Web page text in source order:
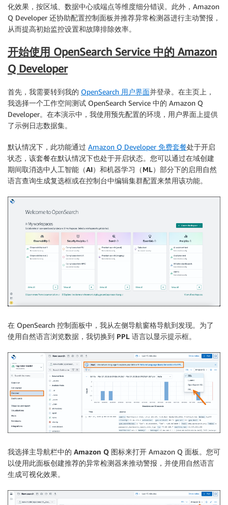
化效果，按区域、数据中心或端点等维度细分错误。此外，Amazon
Q Developer 还协助配置控制面板并推荐异常检测器进行主动警报，
从而提高初始监控设置和故障排除效率。
开始使用 OpenSearch Service 中的 Amazon
Q Developer
首先，我需要转到我的 OpenSearch 用户界面并登录。在主页上，
我选择一个工作空间测试 OpenSearch Service 中的 Amazon Q
Developer。在本演示中，我使用预先配置的环境，用户界面上提供
了示例日志数据集。
默认情况下，此功能通过 Amazon Q Developer 免费套餐处于开启
状态，该套餐在默认情况下也处于开启状态。您可以通过在域创建
期间取消选中 人工智能（AI）和机器学习（ML） 部分下的启用自然
语言查询生成复选框或在控制台中编辑集群配置来禁用该功能。
在 OpenSearch 控制面板中，我从左侧导航窗格导航到发现。为了
使用自然语言浏览数据，我切换到 PPL 语言以显示提示框。
我选择主导航栏中的 Amazon Q 图标来打开 Amazon Q 面板。您可
以使用此面板创建推荐的异常检测器来推动警报，并使用自然语言
生成可视化效果。